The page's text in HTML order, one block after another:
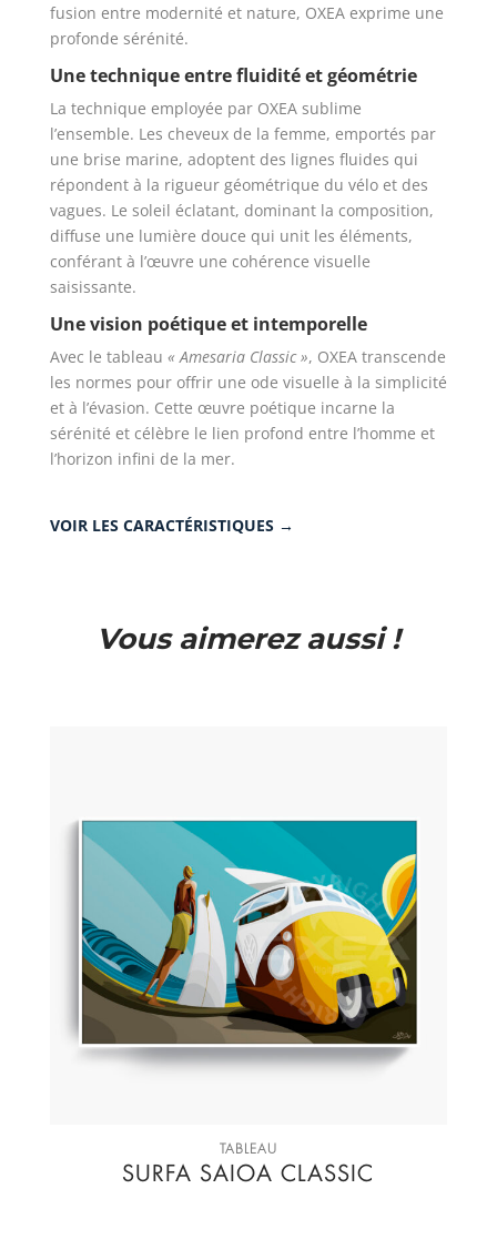
fusion entre modernité et nature, OXEA exprime une
profonde sérénité.
Une technique entre fluidité et géométrie
La technique employée par OXEA sublime
l’ensemble. Les cheveux de la femme, emportés par
une brise marine, adoptent des lignes fluides qui
répondent à la rigueur géométrique du vélo et des
vagues. Le soleil éclatant, dominant la composition,
diffuse une lumière douce qui unit les éléments,
conférant à l’œuvre une cohérence visuelle
saisissante.
Une vision poétique et intemporelle
Avec le tableau « Amesaria Classic », OXEA transcende
les normes pour offrir une ode visuelle à la simplicité
et à l’évasion. Cette œuvre poétique incarne la
sérénité et célèbre le lien profond entre l’homme et
l’horizon infini de la mer.
VOIR LES CARACTÉRISTIQUES →
Vous aimerez aussi !
TABLEAU
SURFA SAIOA CLASSIC